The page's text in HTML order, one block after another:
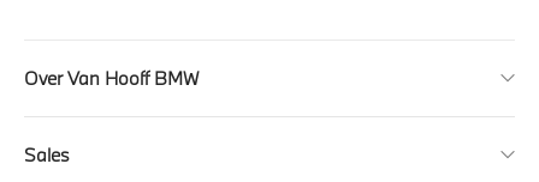
Over Van Hooff BMW
Sales